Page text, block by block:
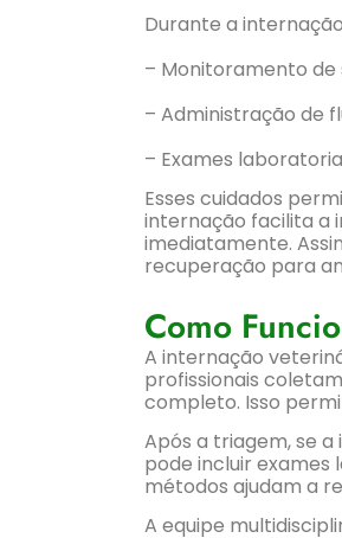
Durante a
– Monitoramento de
– Administração de
– Exames
Esses cuidados
internação facilita a
imediatamente.
recuperação para
Como
A internação
profissionais
completo. Isso
Após a triagem, se
pode incluir exames
métodos ajudam a
A equipe